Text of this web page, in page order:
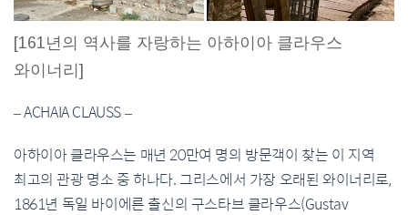
[161년의 역사를 자랑하는 아하이아 클라우스
와이너리]
– ACHAIA CLAUSS –
아하이아 클라우스는 매년 20만여 명의 방문객이 찾는 이 지역
최고의 관광 명소 중 하나다. 그리스에서 가장 오래된 와이너리로,
1861년 독일 바이에른 출신의 구스타브 클라우스(Gustav